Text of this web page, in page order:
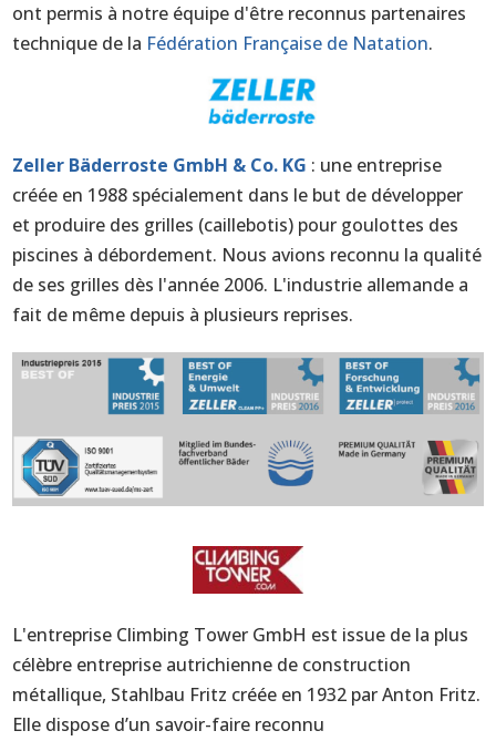
ont permis à notre équipe d'être reconnus partenaires
technique de la Fédération Française de Natation.
Zeller Bäderroste GmbH & Co. KG : une entreprise
créée en 1988 spécialement dans le but de développer
et produire des grilles (caillebotis) pour goulottes des
piscines à débordement. Nous avions reconnu la qualité
de ses grilles dès l'année 2006. L'industrie allemande a
fait de même depuis à plusieurs reprises.
L'entreprise Climbing Tower GmbH est issue de la plus
célèbre entreprise autrichienne de construction
métallique, Stahlbau Fritz créée en 1932 par Anton Fritz.
Elle dispose d’un savoir-faire reconnu